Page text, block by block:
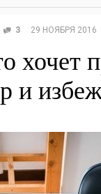
3 29 НОЯБРЯ 2016
хочет
и